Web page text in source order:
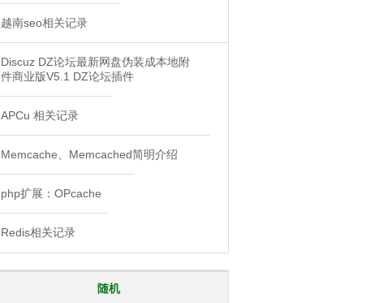
越南seo相关记录
Discuz DZ论坛最新网盘伪装成本地附
件商业版V5.1 DZ论坛插件
APCu 相关记录
Memcache、Memcached简明介绍
php扩展：OPcache
Redis相关记录
随机